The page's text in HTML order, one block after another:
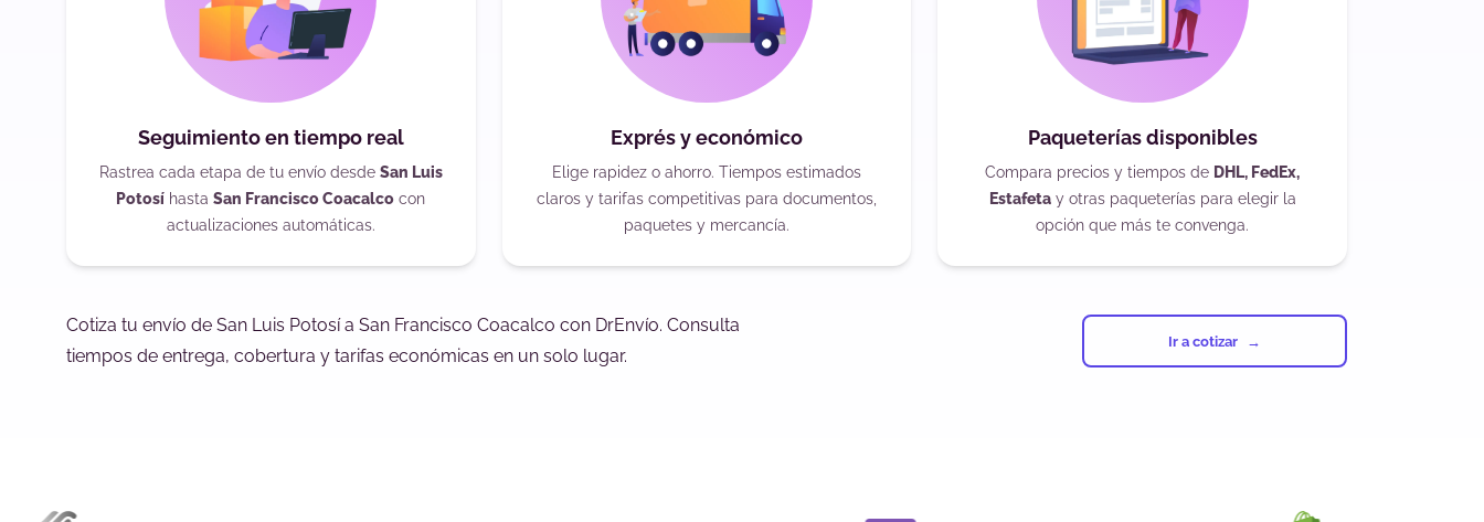
Seguimiento en tiempo real
Rastrea cada etapa de tu envío desde San Luis
Potosí hastaSan Francisco Coacalco con
actualizaciones automáticas.
Exprés y económico
Elige rapidez o ahorro. Tiempos estimados
claros y tarifas competitivas para documentos,
paquetes y mercancía.
Paqueterías disponibles
Compara precios y tiempos de DHL, FedEx,
Estafetay otras paqueterías para elegir la
opción que más te convenga.
Cotiza tu envío de San Luis Potosí a San Francisco Coacalco con DrEnvío. Consulta
tiempos de entrega, cobertura y tarifas económicas en un solo lugar.
Ir a cotizar